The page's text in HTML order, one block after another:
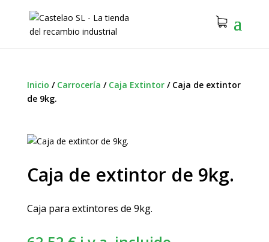
Inicio / Carrocería / Caja Extintor/ Caja de extintor
de 9kg.
Caja de extintor de 9kg.
Caja para extintores de 9kg.